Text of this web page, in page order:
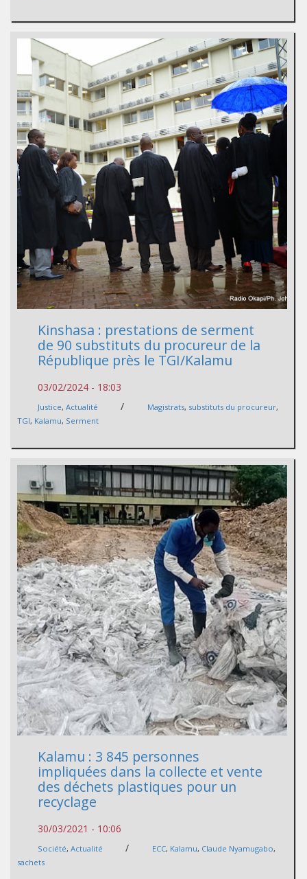
Kinshasa : prestations de serment
de 90 substituts du procureur de la
République près le TGI/Kalamu
03/02/2024 - 18:03
Justice, Actualité / Magistrats, substituts du procureur,
TGI, Kalamu, Serment
Kalamu : 3 845 personnes
impliquées dans la collecte et vente
des déchets plastiques pour un
recyclage
30/03/2021 - 10:06
Société, Actualité / ECC, Kalamu, Claude Nyamugabo,
sachets